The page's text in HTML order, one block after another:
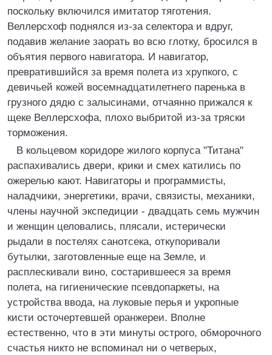
поскольку включился имитатор тяготения.
Веллерсхоф поднялся из-за селектора и вдруг,
подавив желание заорать во всю глотку, бросился в
объятия первого навигатора. И навигатор,
превратившийся за время полета из хрупкого, с
девичьей кожей восемнадцатилетнего паренька в
грузного дядю с залысинами, отчаянно прижался к
щеке Веллерсхофа, плохо выбритой из-за тряски
торможения.
В кольцевом коридоре жилого корпуса "Титана"
распахивались двери, крики и смех катились по
ожерелью кают. Навигаторы и программисты,
наладчики, энергетики, врачи, связисты, механики,
члены научной экспедиции - двадцать семь мужчин
и женщин целовались, плясали, истерически
рыдали в постелях санотсека, откупоривали
бутылки, заготовленные еще на Земле, и
расплескивали вино, состарившееся за время
полета, на гигиенические псевдопаркеты, на
устройства ввода, на луковые перья и укропные
кисти осточертевшей оранжереи. Вполне
естественно, что в эти минуты острого, обморочного
счастья никто не вспоминал ни о четверых,